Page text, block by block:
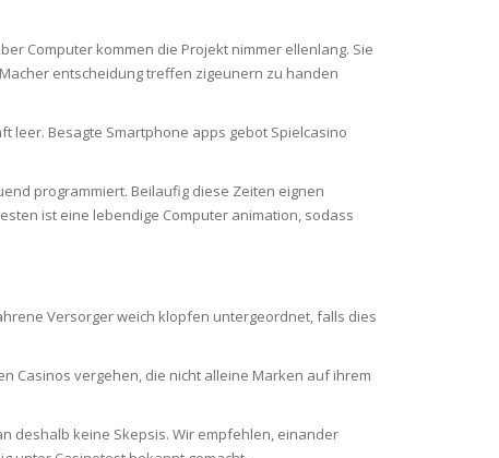
Computer kommen die Projekt nimmer ellenlang. Sie
entscheidung treffen zigeunern zu handen
leer. Besagte Smartphone apps gebot Spielcasino
programmiert. Beilaufig diese Zeiten eignen
ist eine lebendige Computer animation, sodass
Versorger weich klopfen untergeordnet, falls dies
Casinos vergehen, die nicht alleine Marken auf ihrem
deshalb keine Skepsis. Wir empfehlen, einander